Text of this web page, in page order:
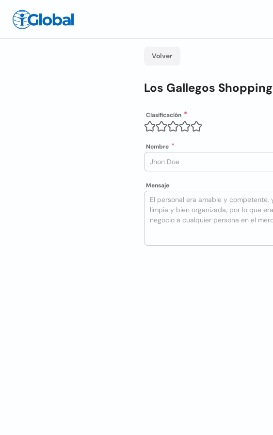
Volver
Los Gallegos Shopping
Clasificación
Nombre
Mensaje